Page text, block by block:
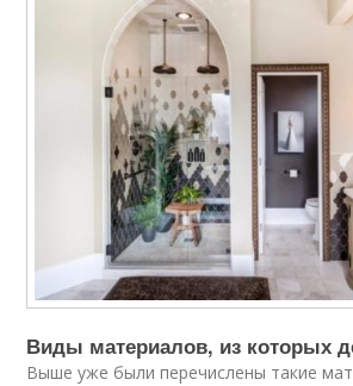
Виды материалов, из которых
Выше уже были перечислены такие